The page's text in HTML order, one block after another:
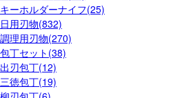
キーホルダーナイフ(25)
日用刃物(832)
調理用刃物(270)
包丁セット(38)
出刃包丁(12)
三徳包丁(19)